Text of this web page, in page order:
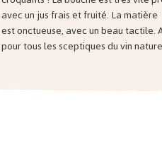
avec un jus frais et fruité. La matière
est onctueuse, avec un beau tactile.
pour tous les sceptiques du vin